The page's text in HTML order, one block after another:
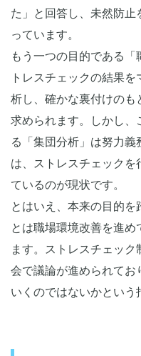
た」と回答し、未然防止
っています。
もう一つの目的である
トレスチェックの結果
析し、確かな裏付けのも
求められます。しかし、
る「集団分析」は努力
は、ストレスチェックを
ているのが現状です。
とはいえ、本来の目的を
とは職場環境改善を進め
ます。ストレスチェッ
会で議論が進められてお
いくのではないかという